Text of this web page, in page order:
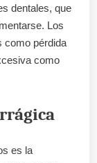
dentales, que
Los
como pérdida
como
es la